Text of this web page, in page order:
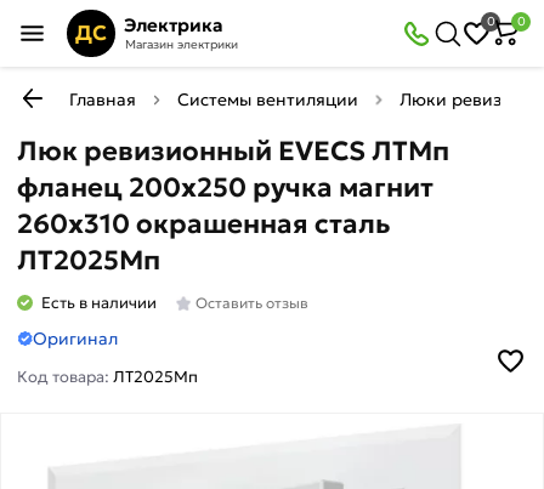
ДС Электрика
Магазин электрики
0 0
Главная Системы вентиляции Люки
Люк ревизионный EVECS ЛТМп
фланец 200x250 ручка магнит
260x310 окрашенная сталь
ЛТ2025Мп
Есть в наличии Оставить отзыв
Оригинал
Код товара:ЛТ2025Мп